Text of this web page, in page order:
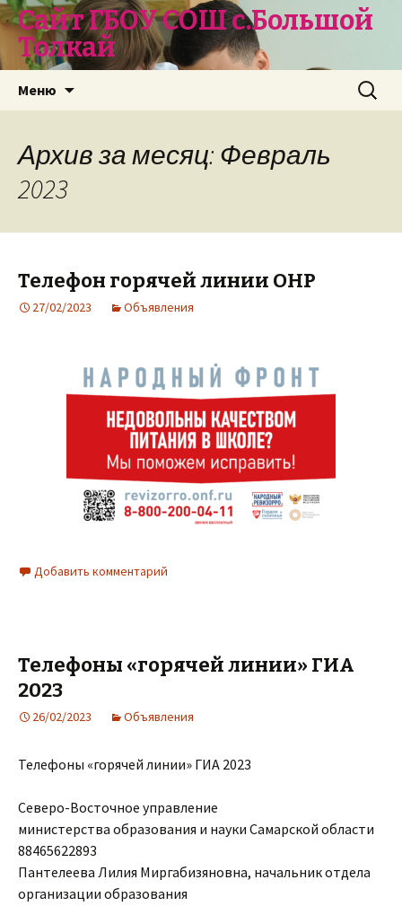
Сайт ГБОУ СОШ с.Большой
Толкай
Меню Найти:
Архив за месяц: Февраль
2023
Телефон горячей линии ОНР
27/02/2023 Объявления
Добавить комментарий
Телефоны «горячей линии» ГИА
2023
26/02/2023 Объявления
Телефоны «горячей линии» ГИА 2023
Северо-Восточное управление
министерства образования и науки Самарской области
88465622893
Пантелеева Лилия Миргабизяновна, начальник отдела
организации образования